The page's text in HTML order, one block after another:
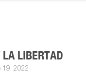
LA LIBERTAD
19, 2022